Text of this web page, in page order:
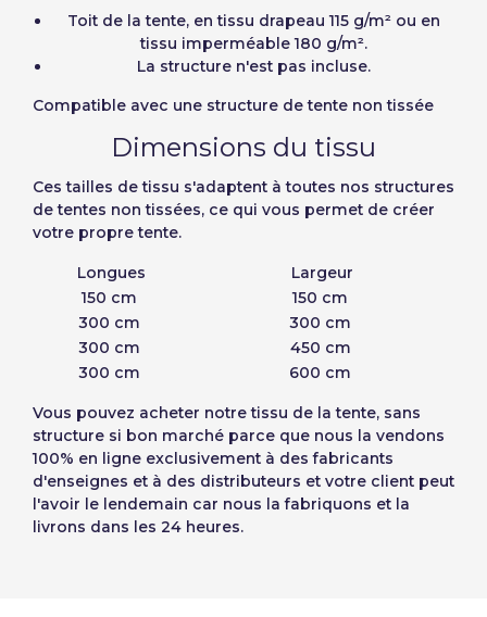
Toit de la tente, en tissu drapeau 115 g/m² ou en
tissu imperméable 180 g/m².
La structure n'est pas incluse.
Compatible avec une structure de tente non tissée
Dimensions du tissu
Ces tailles de tissu s'adaptent à toutes nos structures
de tentes non tissées, ce qui vous permet de créer
votre propre tente.
Longues
Largeur
150 cm
150 cm
300 cm
300 cm
300 cm
450 cm
300 cm
600 cm
Vous pouvez acheter notretissu de la tente, sans
structure si bon marché parce que nous la vendons
100% en ligne exclusivement à des fabricants
d'enseignes et à des distributeurs et votre client peut
l'avoir le lendemain car nous la fabriquons et la
livrons dans les 24 heures.